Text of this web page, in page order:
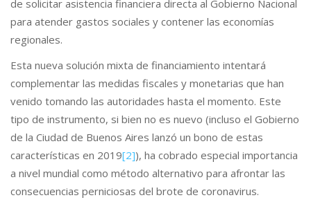
de solicitar asistencia financiera directa al Gobierno Nacional
para atender gastos sociales y contener las economías
regionales.
Esta nueva solución mixta de financiamiento intentará
complementar las medidas fiscales y monetarias que han
venido tomando las autoridades hasta el momento. Este
tipo de instrumento, si bien no es nuevo (incluso el Gobierno
de la Ciudad de Buenos Aires lanzó un bono de estas
características en 2019[2]), ha cobrado especial importancia
a nivel mundial como método alternativo para afrontar las
consecuencias perniciosas del brote de coronavirus.